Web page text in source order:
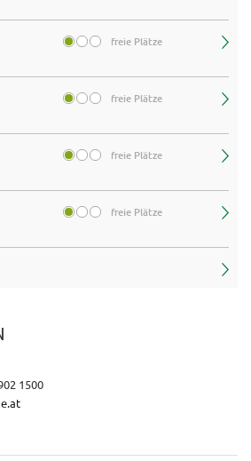
freie Plätze
freie Plätze
freie Plätze
freie Plätze
1500